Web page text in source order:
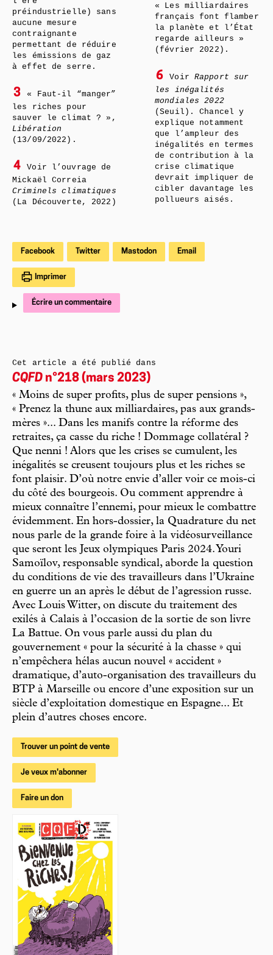
préindustrielle) sans
aucune mesure
contraignante
permettant de réduire
les émissions de gaz
à effet de serre.
3
« Faut-il “manger”
les riches pour
sauver le climat ? »,
Libération
(13/09/2022).
4
Voir l’ouvrage de
Mickaël Correia
Criminels climatiques
(La Découverte, 2022)
« Les milliardaires
français font flamber
la planète et l’État
regarde ailleurs »
(février 2022).
6 Voir Rapport sur
les inégalités
mondiales 2022
(Seuil). Chancel y
explique notamment
que l’ampleur des
inégalités en termes
de contribution à la
crise climatique
devrait impliquer de
cibler davantage les
pollueurs aisés.
Facebook Twitter Mastodon Email
Imprimer
Écrire un commentaire
Cet article a été publié dans
CQFD n°218 (mars 2023)
« Moins de super profits, plus de super pensions »,
« Prenez la thune aux milliardaires, pas aux grands-
mères »... Dans les manifs contre la réforme des
retraites, ça casse du riche ! Dommage collatéral ?
Que nenni ! Alors que les crises se cumulent, les
inégalités se creusent toujours plus et les riches se
font plaisir. D’où notre envie d’aller voir ce mois-ci
du côté des bourgeois. Ou comment apprendre à
mieux connaître l’ennemi, pour mieux le combattre
évidemment. En hors-dossier, la Quadrature du net
nous parle de la grande foire à la vidéosurveillance
que seront les Jeux olympiques Paris 2024. Youri
Samoïlov, responsable syndical, aborde la question
du conditions de vie des travailleurs dans l’Ukraine
en guerre un an après le début de l’agression russe.
Avec Louis Witter, on discute du traitement des
exilés à Calais à l’occasion de la sortie de son livre
La Battue. On vous parle aussi du plan du
gouvernement « pour la sécurité à la chasse » qui
n’empêchera hélas aucun nouvel « accident »
dramatique, d’auto-organisation des travailleurs du
BTP à Marseille ou encore d’une exposition sur un
siècle d’exploitation domestique en Espagne... Et
plein d’autres choses encore.
Trouver un point de vente
Je veux m'abonner
Faire un don